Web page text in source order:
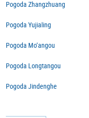
Pogoda Zhangzhuang
Pogoda Yujialing
Pogoda Mo’angou
Pogoda Longtangou
Pogoda Jindenghe